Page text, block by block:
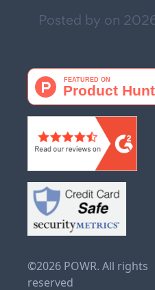
Posted by on
©2026 POWR. All rights
reserved